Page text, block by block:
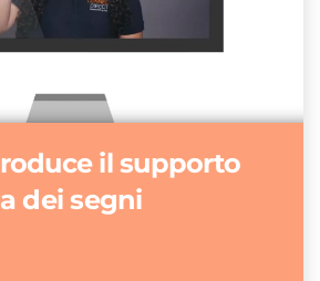
il supporto
dei segni